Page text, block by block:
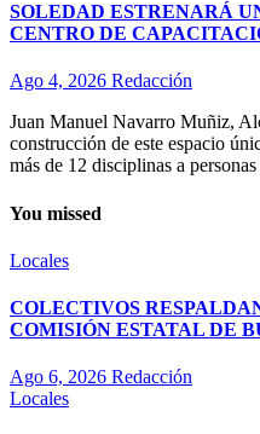
SOLEDAD ESTRENARÁ
CENTRO DE
Ago 4, 2026 Redacción
Juan Manuel Navarro Muñiz,
construcción de este espacio
más de 12 disciplinas a
You missed
Locales
COLECTIVOS
COMISIÓN ESTATAL DE
Ago 6, 2026 Redacción
Locales